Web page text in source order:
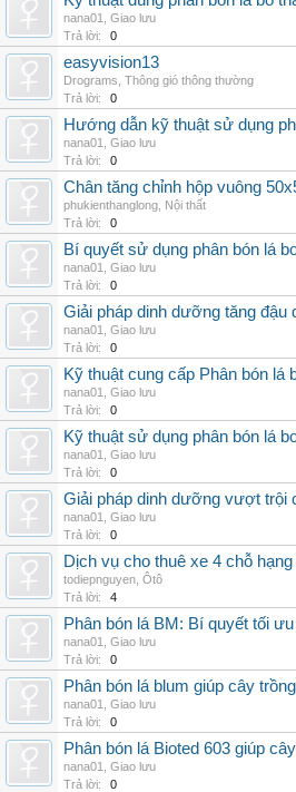
nana01
Giao lưu
Trả lời:
0
easyvision13
Drograms Thông gió thông thường
Trả lời:
0
Hướng dẫn kỹ thuật sử dụng
nana01
Giao lưu
Trả lời:
0
Chân tăng chỉnh hộp vuông
phukienthanglong Nội thất
Trả lời:
0
Bí quyết sử dụng phân bón lá
nana01
Giao lưu
Trả lời:
0
Giải pháp dinh dưỡng tăng
nana01
Giao lưu
Trả lời:
0
Kỹ thuật cung cấp Phân bón lá
nana01
Giao lưu
Trả lời:
0
Kỹ thuật sử dụng phân bón lá
nana01
Giao lưu
Trả lời:
0
Giải pháp dinh dưỡng vượt trội
nana01
Giao lưu
Trả lời:
0
Dịch vụ cho thuê xe 4 chỗ
todiepnguyen Ôtô
Trả lời:
4
Phân bón lá BM: Bí quyết tối
nana01
Giao lưu
Trả lời:
0
Phân bón lá blum giúp cây
nana01
Giao lưu
Trả lời:
0
Phân bón lá Bioted 603 giúp
nana01
Giao lưu
Trả lời:
0